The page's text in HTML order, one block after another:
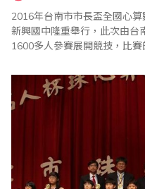
2016年台南市市長盃全國心
新興國中隆重舉行，此次由台
1600多人參賽展開競技，比
國際珠算協議會台南分會表示
心算數學比賽最大不同是，參
整個會場猶如大會考，光是工